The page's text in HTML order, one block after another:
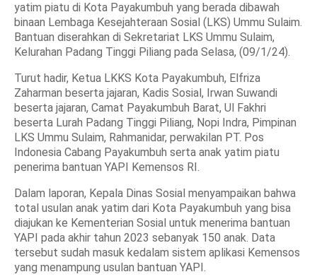
yatim piatu di Kota Payakumbuh yang berada dibawah
binaan Lembaga Kesejahteraan Sosial (LKS) Ummu Sulaim.
Bantuan diserahkan di Sekretariat LKS Ummu Sulaim,
Kelurahan Padang Tinggi Piliang pada Selasa, (09/1/24).
Turut hadir, Ketua LKKS Kota Payakumbuh, Elfriza
Zaharman beserta jajaran, Kadis Sosial, Irwan Suwandi
beserta jajaran, Camat Payakumbuh Barat, Ul Fakhri
beserta Lurah Padang Tinggi Piliang, Nopi Indra, Pimpinan
LKS Ummu Sulaim, Rahmanidar, perwakilan PT. Pos
Indonesia Cabang Payakumbuh serta anak yatim piatu
penerima bantuan YAPI Kemensos RI.
Dalam laporan, Kepala Dinas Sosial menyampaikan bahwa
total usulan anak yatim dari Kota Payakumbuh yang bisa
diajukan ke Kementerian Sosial untuk menerima bantuan
YAPI pada akhir tahun 2023 sebanyak 150 anak. Data
tersebut sudah masuk kedalam sistem aplikasi Kemensos
yang menampung usulan bantuan YAPI.